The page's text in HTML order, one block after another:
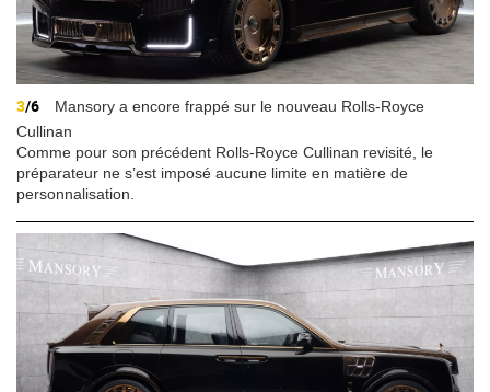
3/6
Mansory a encore frappé sur le nouveau Rolls-Royce
Cullinan
Comme pour son précédent Rolls-Royce Cullinan revisité, le
préparateur ne s’est imposé aucune limite en matière de
personnalisation.